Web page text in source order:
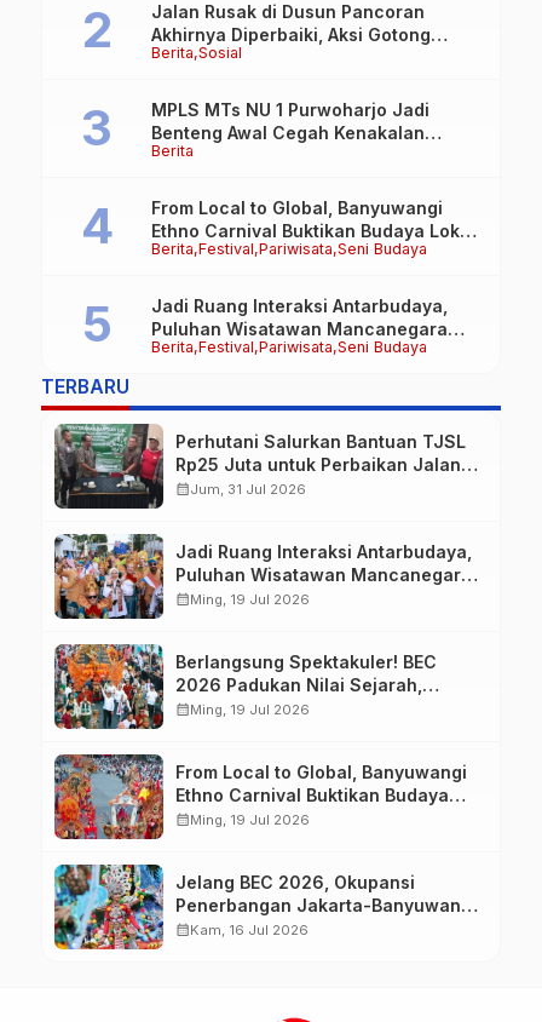
Berita Sosial
Jalan Rusak di Dusun Pancoran
Akhirnya Diperbaiki, Aksi Gotong
Royong FRB dan Laskar Bali Shanti Jet
Berita
MPLS MTs NU 1 Purwoharjo Jadi
Benteng Awal Cegah Kenakalan
Remaja, Polsek Purwoharjo Tanamkan
Berita Festival Pariwisata Seni Budaya
From Local to Global, Banyuwangi
Ethno Carnival Buktikan Budaya Lokal
Mampu Mendunia
Berita Festival Pariwisata Seni Budaya
Jadi Ruang Interaksi Antarbudaya,
Puluhan Wisatawan Mancanegara
Meriahkan BEC 2026
TERBARU
Perhutani Salurkan Bantuan TJSL
Rp25 Juta untuk Perbaikan Jalan
Warga Sekitar Hutan di
calendar_monthJum, 31 Jul 2026
Jadi Ruang Interaksi Antarbudaya,
Puluhan Wisatawan Mancanegara
Meriahkan BEC 2026
calendar_monthMing, 19 Jul 2026
Berlangsung Spektakuler! BEC
2026 Padukan Nilai Sejarah,
Budaya, dan Fashion Berkelas
calendar_monthMing, 19 Jul 2026
From Local to Global, Banyuwangi
Ethno Carnival Buktikan Budaya
Lokal Mampu Mendunia
calendar_monthMing, 19 Jul 2026
Jelang BEC 2026, Okupansi
Penerbangan Jakarta-Banyuwangi
Tembus 90 Persen
calendar_monthKam, 16 Jul 2026